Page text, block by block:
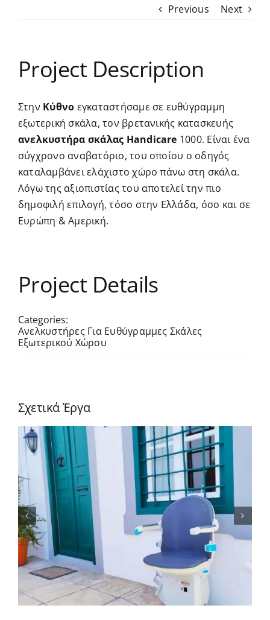
Previous Next
Project Description
Στην Κύθνο εγκαταστήσαμε σε ευθύγραμμη
εξωτερική σκάλα, τον βρετανικής κατασκευής
ανελκυστήρα σκάλας Handicare 1000. Είναι ένα
σύγχρονο αναβατόριο, του οποίου ο οδηγός
καταλαμβάνει ελάχιστο χώρο πάνω στη σκάλα.
Λόγω της αξιοπιστίας του αποτελεί την πιο
δημοφιλή επιλογή, τόσο στην Ελλάδα, όσο και σε
Ευρώπη & Αμερική.
Project Details
Categories:
Ανελκυστήρες Για Ευθύγραμμες Σκάλες
Εξωτερικού Χώρου
Σχετικά Έργα
ΑΝΑΒΑΤΟΡΙΟ ΣΚΑΛΑΣ ΣΤΗΝ
ΑΘΗΝΑ